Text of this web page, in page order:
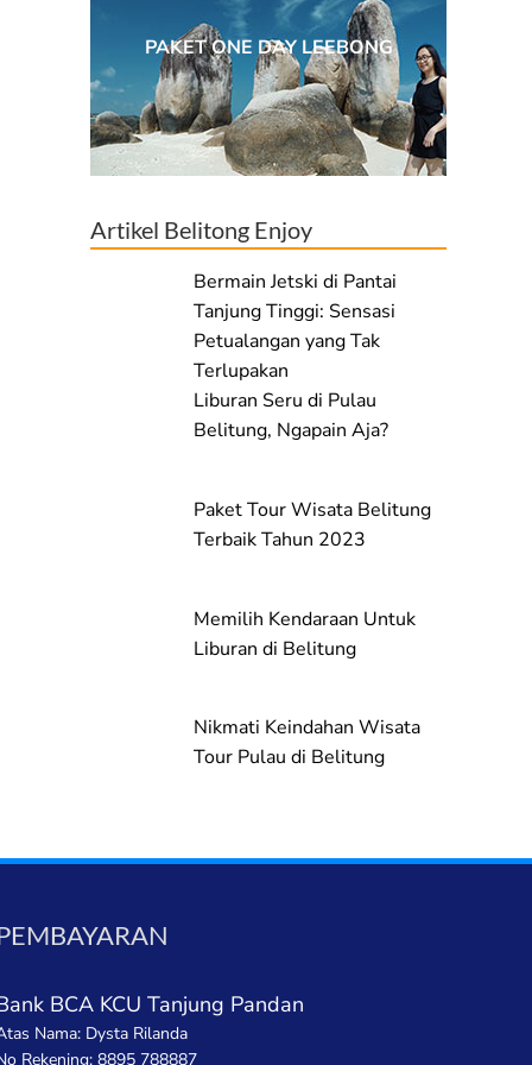
PAKET ONE DAY LEEBONG
Artikel Belitong Enjoy
Bermain Jetski di Pantai
Tanjung Tinggi: Sensasi
Petualangan yang Tak
Terlupakan
Liburan Seru di Pulau
Belitung, Ngapain Aja?
Paket Tour Wisata Belitung
Terbaik Tahun 2023
Memilih Kendaraan Untuk
Liburan di Belitung
Nikmati Keindahan Wisata
Tour Pulau di Belitung
BCA KCU Tanjung Pandan
Nama: Dysta Rilanda
Rekening: 8895 788887